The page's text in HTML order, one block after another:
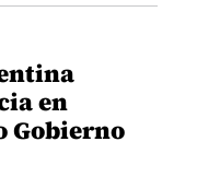
en
Gobierno